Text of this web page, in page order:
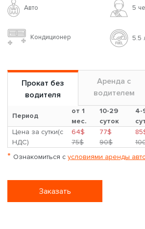
Авто 5
Кондиционер 5.5
Прокат без
водителя
Аренда с
водителем
Период
от 1
мес.
10-29
суток
4-
Цена за сутки(с
НДС)
64$
75$
77$
90$
* Ознакомиться с условиями аренды
Заказать